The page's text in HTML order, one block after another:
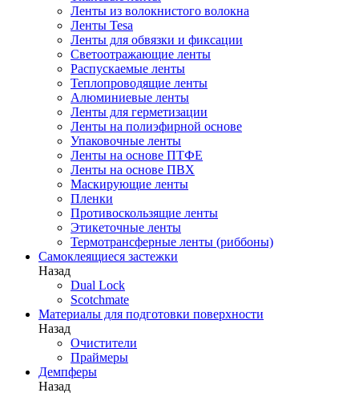
Ленты из волокнистого волокна
Ленты Tesa
Ленты для обвязки и фиксации
Светоотражающие ленты
Распускаемые ленты
Теплопроводящие ленты
Алюминиевые ленты
Ленты для герметизации
Ленты на полиэфирной основе
Упаковочные ленты
Ленты на основе ПТФЕ
Ленты на основе ПВХ
Маскирующие ленты
Пленки
Противоскользящие ленты
Этикеточные ленты
Термотрансферные ленты (риббоны)
Cамоклеящиеся застежки
Назад
Dual Lock
Scotchmate
Материалы для подготовки поверхности
Назад
Очистители
Праймеры
Демпферы
Назад